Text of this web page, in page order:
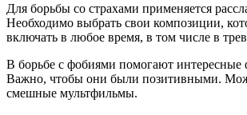
Для борьбы со страхами применяется
Необходимо выбрать свои композиции,
включать в любое время, в том числе в
В борьбе с фобиями помогают интересные
Важно, чтобы они были позитивными.
смешные мультфильмы.